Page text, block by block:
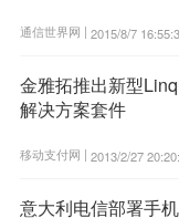
通信世界网 | 2015/8/7
金雅拓推出新型
解决方案套件
移动支付网 | 2013/2/27
意大利电信部署手